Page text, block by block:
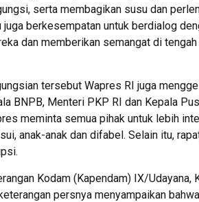
serta membagikan susu dan
juga berkesempatan untuk berdialog
dan memberikan semangat di
tersebut Wapres RI juga
BNPB, Menteri PKP RI dan Kepala
meminta semua pihak untuk lebih
anak-anak dan difabel. Selain itu,
Kodam (Kapendam) IX/Udayana,
persnya menyampaikan